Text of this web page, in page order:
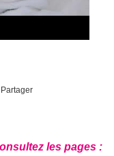
Partager
les pages :